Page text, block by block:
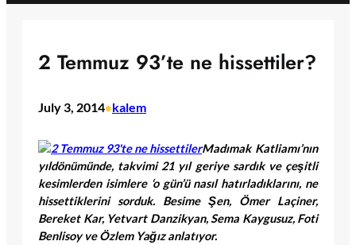
2 Temmuz 93’te ne hissettiler?
July 3, 2014•kalem
Madımak Katliamı’nın
yıldönümünde, takvimi 21 yıl geriye sardık ve çeşitli
kesimlerden isimlere ‘o gün’ü nasıl hatırladıklarını, ne
hissettiklerini sorduk. Besime Şen, Ömer Laçiner,
Bereket Kar, Yetvart Danzikyan, Sema Kaygusuz, Foti
Benlisoy ve Özlem Yağız anlatıyor.